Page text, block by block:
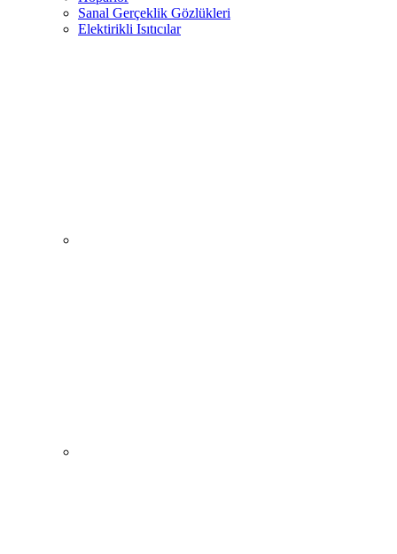
Sanal Gerçeklik Gözlükleri
Elektirikli Isıtıcılar